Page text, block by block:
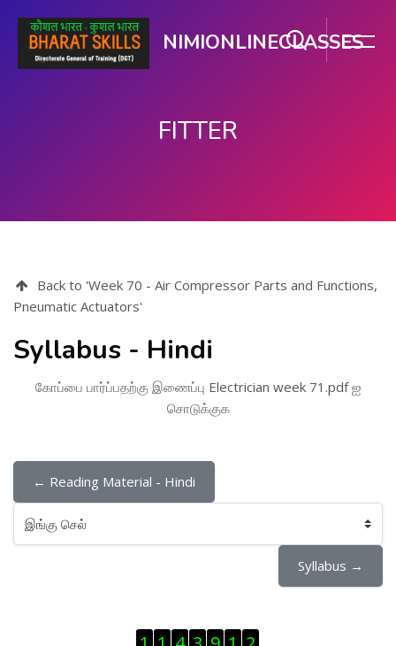
NIMIONLINECLASSES
FITTER
Back to 'Week 70 - Air Compressor Parts and Functions,
Pneumatic Actuators'
Syllabus - Hindi
கோப்பை பார்ப்பதற்கு இணைப்பு Electrician week 71.pdfஐ
சொடுக்குக
← Reading Material - Hindi
இங்கு செல்
Syllabus →
Visitor Counter ஐத் தவிர்